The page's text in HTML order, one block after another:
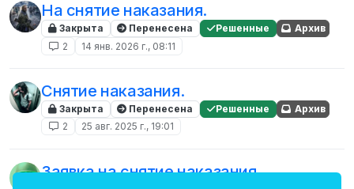
На снятие наказания.
Закрыта Перенесена Решенные
Архив
2
14 янв. 2026 г., 08:11
Снятие наказания.
Закрыта Перенесена Решенные
Архив
2
25 авг. 2025 г., 19:01
Заявка на снятие наказания.